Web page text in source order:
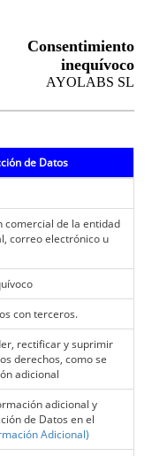
Consentimiento
inequívoco
AYOLABS SL
de Datos
comercial de la entidad
correo electrónico u
con terceros.
rectificar y suprimir
derechos, como se
adicional
adicional y
de Datos en el
Adicional)